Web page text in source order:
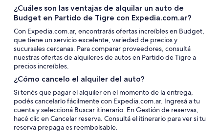
¿Cuáles son las ventajas de alquilar un auto de
Budget en Partido de Tigre con Expedia.com.ar?
Con Expedia.com.ar, encontrarás ofertas increíbles en Budget,
que tiene un servicio excelente, variedad de precios y
sucursales cercanas. Para comparar proveedores, consultá
nuestras ofertas de alquileres de autos en Partido de Tigre a
precios increíbles.
¿Cómo cancelo el alquiler del auto?
Si tenés que pagar el alquiler en el momento de la entrega,
podés cancelarlo fácilmente con Expedia.com.ar. Ingresá a tu
cuenta y seleccioná Buscar itinerario. En Gestión de reservas,
hacé clic en Cancelar reserva. Consultá el itinerario para ver si tu
reserva prepaga es reembolsable.